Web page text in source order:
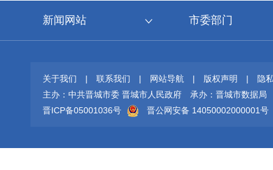
新闻网站 市委部门
关于我们 | 联系我们 | 网站导航 | 版权声明 |
隐
主办：中共晋城市委 晋城市人民政府
承办：晋城市数据局
晋ICP备05001036号
晋公网安备 14050002000001号